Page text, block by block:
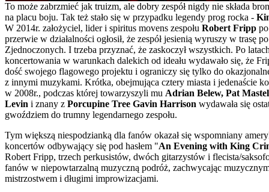
To może zabrzmieć jak truizm, ale dobry zespół nigdy nie składa
na placu boju. Tak też stało się w przypadku legendy prog rocka -
W 2014r. założyciel, lider i spiritus movens zespołu Robert Fripp
przerwie w działalności ogłosił, że zespół jesienią wyruszy w trasę
Zjednoczonych. I trzeba przyznać, że zaskoczył wszystkich. Po
koncertowania w warunkach dalekich od ideału wydawało się, że
dość swojego flagowego projektu i ograniczy się tylko do
z innymi muzykami. Krótka, obejmująca cztery miasta i jedenaście
w 2008r., podczas której towarzyszyli mu Adrian Belew, Pat
Levin i znany z Porcupine Tree Gavin Harrison wydawała się
gwoździem do trumny legendarnego zespołu.
Tym większą niespodzianką dla fanów okazał się wspomniany
koncertów odbywający się pod hasłem "An Evening with King
Robert Fripp, trzech perkusistów, dwóch gitarzystów i flecista/
fanów w niepowtarzalną muzyczną podróż, zachwycając
mistrzostwem i długimi improwizacjami.